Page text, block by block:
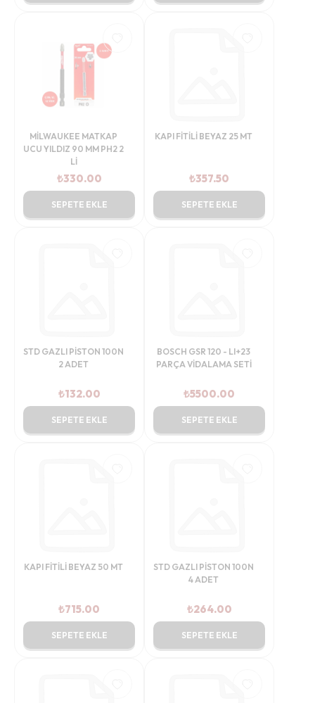
MİLWAUKEE MATKAP
UCU YILDIZ 90 MM PH2 2
Lİ
₺330.00
SEPETE EKLE
KAPI FİTİLİ BEYAZ 25 MT
₺357.50
SEPETE EKLE
STD GAZLI PİSTON 100N
2 ADET
₺132.00
SEPETE EKLE
BOSCH GSR 120 - LI+23
PARÇA VİDALAMA SETİ
₺5500.00
SEPETE EKLE
KAPI FİTİLİ BEYAZ 50 MT
₺715.00
SEPETE EKLE
STD GAZLI PİSTON 100N
4 ADET
₺264.00
SEPETE EKLE